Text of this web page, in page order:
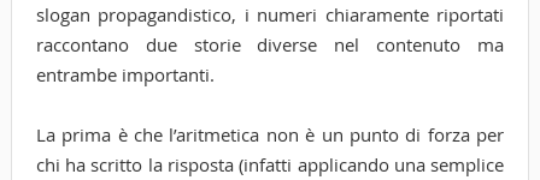
slogan propagandistico, i numeri chiaramente riportati
raccontano due storie diverse nel contenuto ma
entrambe importanti.
La prima è che l’aritmetica non è un punto di forza per
chi ha scritto la risposta (infatti applicando una semplice